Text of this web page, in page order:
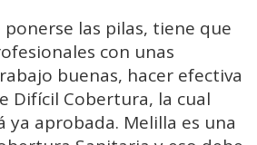
las pilas, tiene que
con unas
buenas, hacer efectiva
Difícil Cobertura, la cual
ya aprobada. Melilla es una